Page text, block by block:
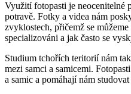
Využití fotopasti je neocenitelné
potravě. Fotky a videa nám
zvyklostech, přičemž se
specializováni a jak často se
Studium tchořích teritorií nám
mezi samci a samicemi.
a samic a pomáhají nám